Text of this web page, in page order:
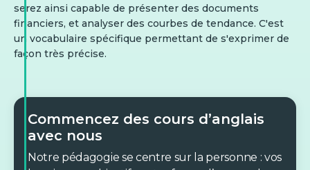
serez ainsi capable de présenter des documents
financiers, et analyser des courbes de tendance. C'est
un vocabulaire spécifique permettant de s'exprimer de
façon très précise.
Commencez des cours d’anglais
avec nous
Notre pédagogie se centre sur la personne : vos